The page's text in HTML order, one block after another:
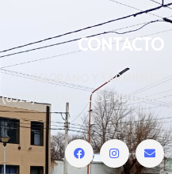
CONTACTO
BELGRANO Y SARMIENTO
(8322) CUTRAL-CÓ- NEUQUÉN